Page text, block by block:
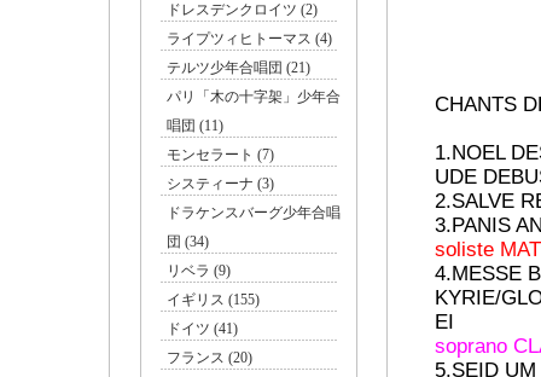
ドレスデンクロイツ (2)
ライプツィヒトーマス (4)
テルツ少年合唱団 (21)
パリ「木の十字架」少年合
唱団 (11)
モンセラート (7)
システィーナ (3)
ドラケンスバーグ少年合唱
団 (34)
リベラ (9)
イギリス (155)
ドイツ (41)
フランス (20)
CHANTS
1.NOEL
UDE
2.SALVE
3.PANIS
soliste
4.MESSE
KYRIE/
EI
soprano
5.SEID